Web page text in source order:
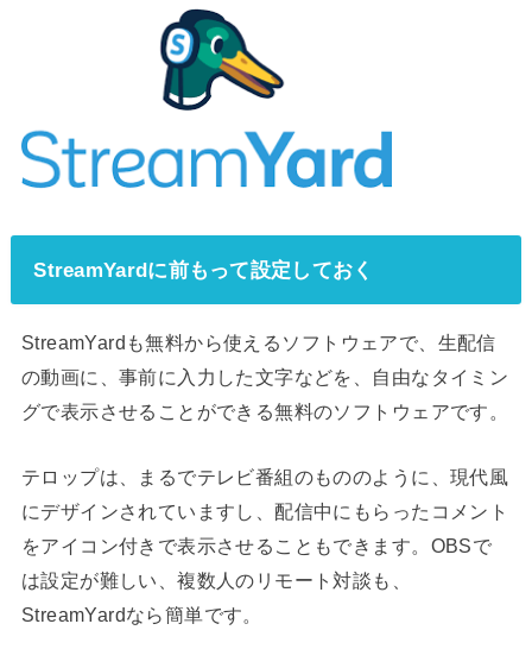
StreamYardに前もって設定しておく
StreamYardも無料から使えるソフトウェアで、生配信
の動画に、事前に入力した文字などを、自由なタイミン
グで表示させることができる無料のソフトウェアです。
テロップは、まるでテレビ番組のもののように、現代風
にデザインされていますし、配信中にもらったコメント
をアイコン付きで表示させることもできます。OBSで
は設定が難しい、複数人のリモート対談も、
StreamYardなら簡単です。